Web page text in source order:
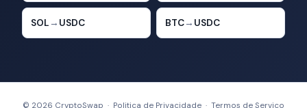
SOL → USDC BTC→ USDC
© 2026 CryptoSwap · Politica de Privacidade · Termos de Servico